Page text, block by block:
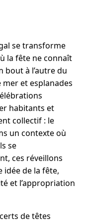
se transforme
la fête ne connaît
bout à l’autre du
et esplanades
habitants et
collectif : le
un contexte où
se
ces réveillons
de la fête,
et l’appropriation
de têtes